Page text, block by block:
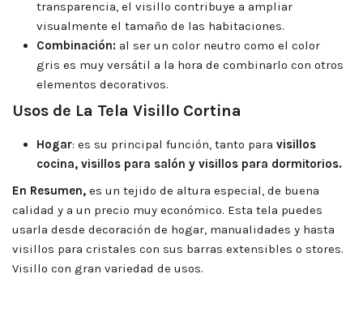
transparencia, el visillo contribuye a ampliar
visualmente el tamaño de las habitaciones.
Combinación: al ser un color neutro como el color
gris es muy versátil a la hora de combinarlo con otros
elementos decorativos.
Usos de La Tela Visillo Cortina
Hogar: es su principal función, tanto para visillos
cocina, visillos para salón y visillos para dormitorios.
En Resumen, es un tejido de altura especial, de buena
calidad y a un precio muy económico. Esta tela puedes
usarla desde decoración de hogar, manualidades y hasta
visillos para cristales con sus barras extensibles o stores.
Visillo con gran variedad de usos.